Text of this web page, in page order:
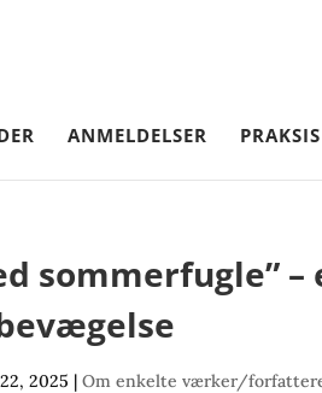
ANMELDELSER PRAKSIS
sommerfugle” –
2025 |Om enkelte værker/